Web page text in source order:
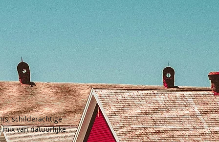
schilderachtige
mix van natuurlijke